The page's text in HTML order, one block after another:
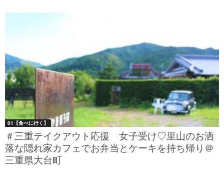
01【食べに行く】
＃三重テイクアウト応援 女子受け♡里山のお洒
落な隠れ家カフェでお弁当とケーキを持ち帰り＠
三重県大台町